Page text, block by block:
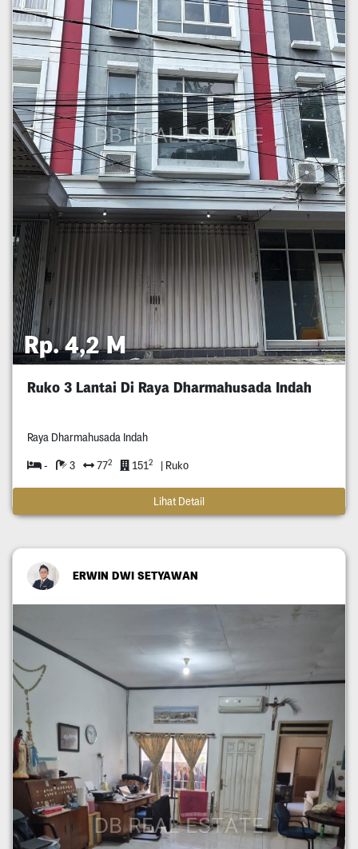
Rp. 4,2 M
Ruko 3 Lantai Di Raya Dharmahusada Indah
Raya Dharmahusada Indah
- 3 772 1512 | Ruko
Lihat Detail
ERWIN DWI SETYAWAN